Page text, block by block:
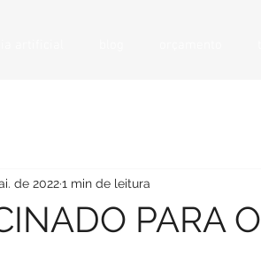
PARA O
de 20221 min de leitura